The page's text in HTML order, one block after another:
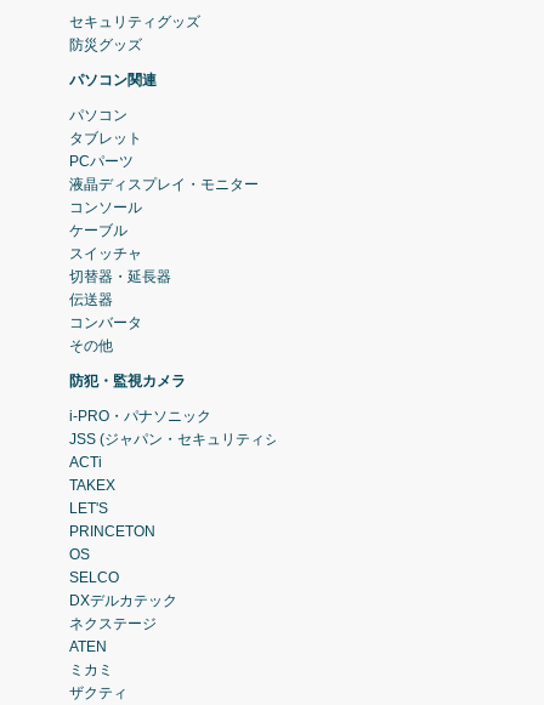
セキュリティグッズ
防災グッズ
パソコン関連
パソコン
タブレット
PCパーツ
液晶ディスプレイ・モニター
コンソール
ケーブル
スイッチャ
切替器・延長器
伝送器
コンバータ
その他
防犯・監視カメラ
i-PRO・パナソニック
JSS (ジャパン・セキュリティシステム)
ACTi
TAKEX
LET'S
PRINCETON
OS
SELCO
DXデルカテック
ネクステージ
ATEN
ミカミ
ザクティ